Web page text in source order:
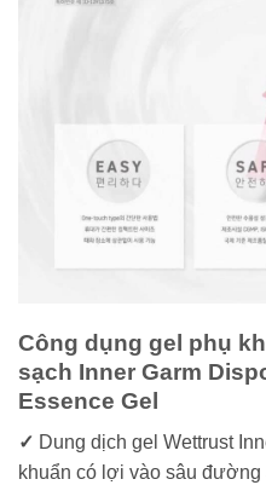
Công dụng gel phụ
sạch Inner Garm
Essence Gel
✓ Dung dịch gel Wettrust
khuẩn có lợi vào sâu đường